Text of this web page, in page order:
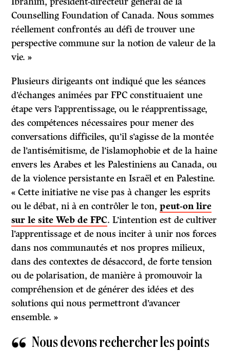
Counselling Foundation of Canada. Nous sommes
réellement confrontés au défi de trouver une
perspective commune sur la notion de valeur de la
vie. »
Plusieurs dirigeants ont indiqué que les séances
d’échanges animées par FPC constituaient une
étape vers l’apprentissage, ou le réapprentissage,
des compétences nécessaires pour mener des
conversations difficiles, qu’il s’agisse de la montée
de l’antisémitisme, de l’islamophobie et de la haine
envers les Arabes et les Palestiniens au Canada, ou
de la violence persistante en Israël et en Palestine.
« Cette initiative ne vise pas à changer les esprits
ou le débat, ni à en contrôler le ton,peut-on lire
sur le site Web de FPC. L’intention est de cultiver
l’apprentissage et de nous inciter à unir nos forces
dans nos communautés et nos propres milieux,
dans des contextes de désaccord, de forte tension
ou de polarisation, de manière à promouvoir la
compréhension et de générer des idées et des
solutions qui nous permettront d’avancer
ensemble. »
Nous devons rechercher les points